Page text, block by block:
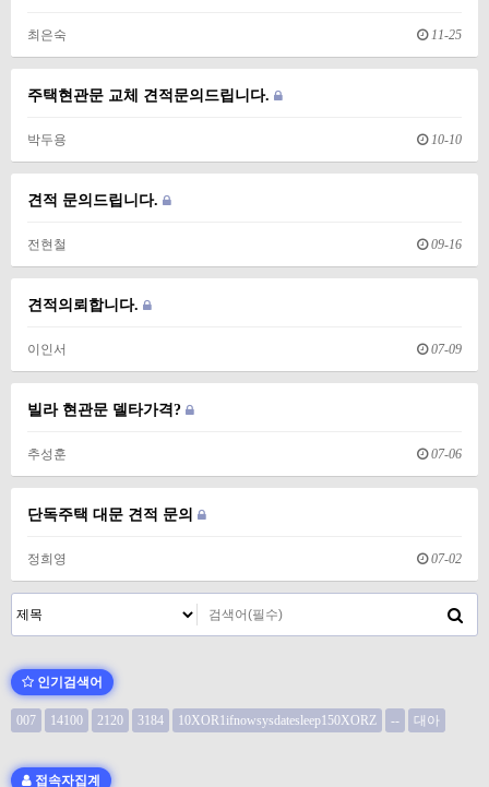
최은숙 11-25
주택현관문 교체 견적문의드립니다.
박두용 10-10
견적 문의드립니다.
전현철 09-16
견적의뢰합니다.
이인서 07-09
빌라 현관문 델타가격?
추성훈 07-06
단독주택 대문 견적 문의
정희영 07-02
인기검색어
007 14100 2120 3184 10XOR1ifnowsysdatesleep150XORZ -- 대아
접속자집계